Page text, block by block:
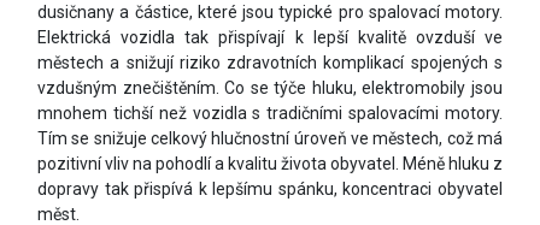
dusičnany a částice, které jsou typické pro spalovací motory.
Elektrická vozidla tak přispívají k lepší kvalitě ovzduší ve
městech a snižují riziko zdravotních komplikací spojených s
vzdušným znečištěním. Co se týče hluku, elektromobily jsou
mnohem tichší než vozidla s tradičními spalovacími motory.
Tím se snižuje celkový hlučnostní úroveň ve městech, což má
pozitivní vliv na pohodlí a kvalitu života obyvatel. Méně hluku z
dopravy tak přispívá k lepšímu spánku, koncentraci obyvatel
měst.